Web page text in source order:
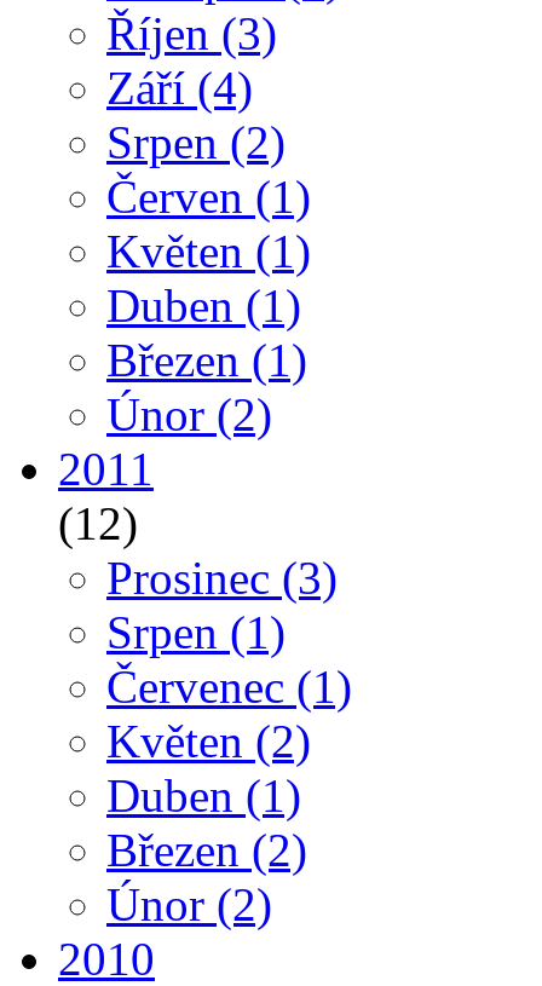
Říjen (3)
Září (4)
Srpen (2)
Červen (1)
Květen (1)
Duben (1)
Březen (1)
Únor (2)
2011
(12)
Prosinec (3)
Srpen (1)
Červenec (1)
Květen (2)
Duben (1)
Březen (2)
Únor (2)
2010